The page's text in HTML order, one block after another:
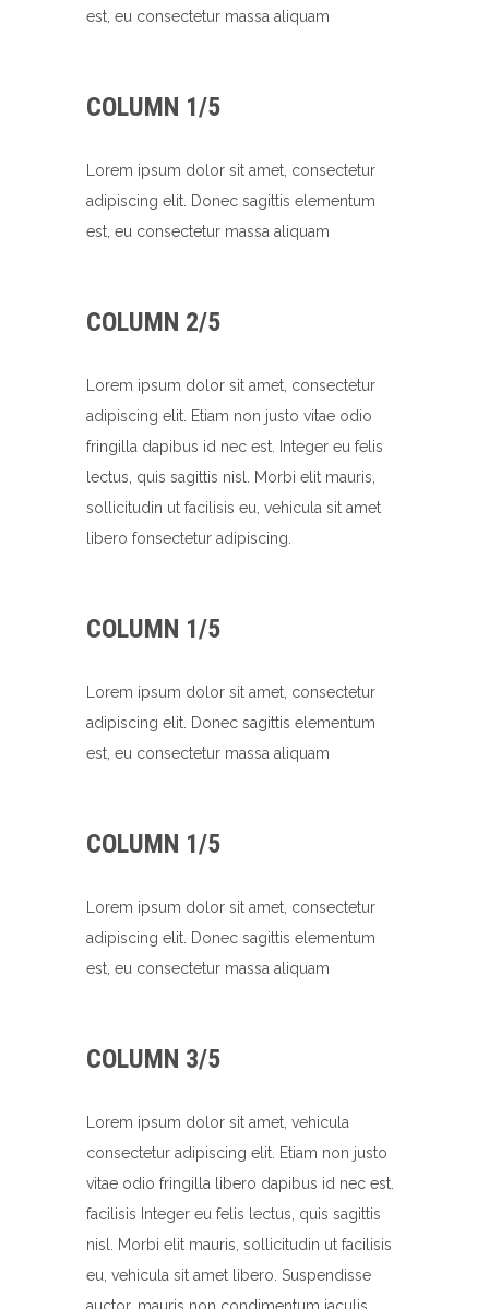
est, eu consectetur massa aliquam
COLUMN 1/5
Lorem ipsum dolor sit amet, consectetur
adipiscing elit. Donec sagittis elementum
est, eu consectetur massa aliquam
COLUMN 2/5
Lorem ipsum dolor sit amet, consectetur
adipiscing elit. Etiam non justo vitae odio
fringilla dapibus id nec est. Integer eu felis
lectus, quis sagittis nisl. Morbi elit mauris,
sollicitudin ut facilisis eu, vehicula sit amet
libero fonsectetur adipiscing.
COLUMN 1/5
Lorem ipsum dolor sit amet, consectetur
adipiscing elit. Donec sagittis elementum
est, eu consectetur massa aliquam
COLUMN 1/5
Lorem ipsum dolor sit amet, consectetur
adipiscing elit. Donec sagittis elementum
est, eu consectetur massa aliquam
COLUMN 3/5
Lorem ipsum dolor sit amet, vehicula
consectetur adipiscing elit. Etiam non justo
vitae odio fringilla libero dapibus id nec est.
facilisis Integer eu felis lectus, quis sagittis
nisl. Morbi elit mauris, sollicitudin ut facilisis
eu, vehicula sit amet libero. Suspendisse